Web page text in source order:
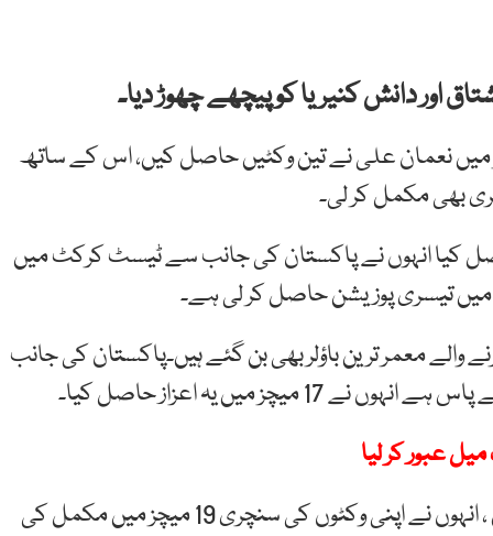
اور دانش کنیریا کو پیچھے چھوڑ دیا۔
نعمان علی نے تین وکٹیں حاصل کیں، اس کے ساتھ
بھی مکمل کر لی۔
ٹیسٹ میچ میں حاصل کیا انہوں نے پاکستان کی جانب سے ٹیسٹ کرکٹ میں
میں 100 وکٹیں حاصل کرنے والے معمر ترین باؤلر بھی بن گئے ہیں۔پاکستان کی جانب
میں یہ اعزاز حاصل کیا۔
عبور کر لیا
پاکستان کی جانب سے دوسرے نمبر پر سعید اجمل ہیں ، انہوں نے اپنی وکٹوں کی سنچری 19 میچز میں مکمل کی